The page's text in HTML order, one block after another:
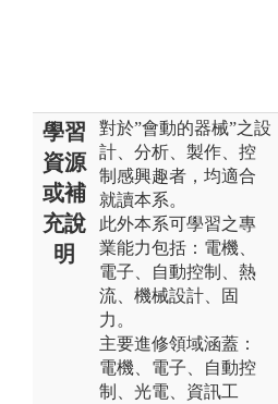
學習
資源
或補
充說
明
對於”會動的器械”之設
計、分析、製作、控
制感興趣者，均適合
就讀本系。
此外本系可學習之專
業能力包括：電機、
電子、自動控制、熱
流、機械設計、固
力。
主要進修領域涵蓋：
電機、電子、自動控
制、光電、資訊工